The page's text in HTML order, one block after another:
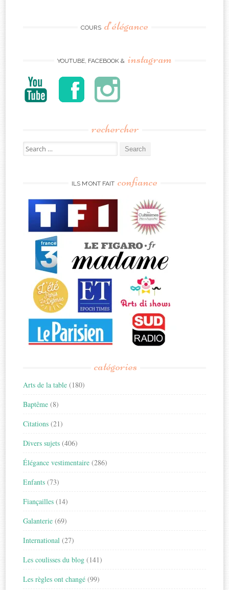
COURS d’élégance
YOUTUBE, FACEBOOK & instagram
rechercher
Search
for:
ILS M’ONT FAIT confiance
catégories
Arts de la table (180)
Baptême (8)
Citations (21)
Divers sujets (406)
Élégance vestimentaire (286)
Enfants (73)
Fiançailles (14)
Galanterie (69)
International (27)
Les coulisses du blog (141)
Les règles ont changé (99)